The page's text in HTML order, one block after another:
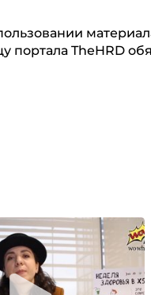
портала TheHRD